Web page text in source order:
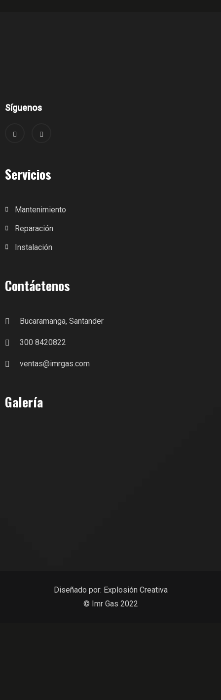
Síguenos
Servicios
Mantenimiento
Reparación
Instalación
Contáctenos
Bucaramanga, Santander
300 8420822
ventas@imrgas.com
Galería
Diseñado por: Explosión Creativa
© Imr Gas 2022